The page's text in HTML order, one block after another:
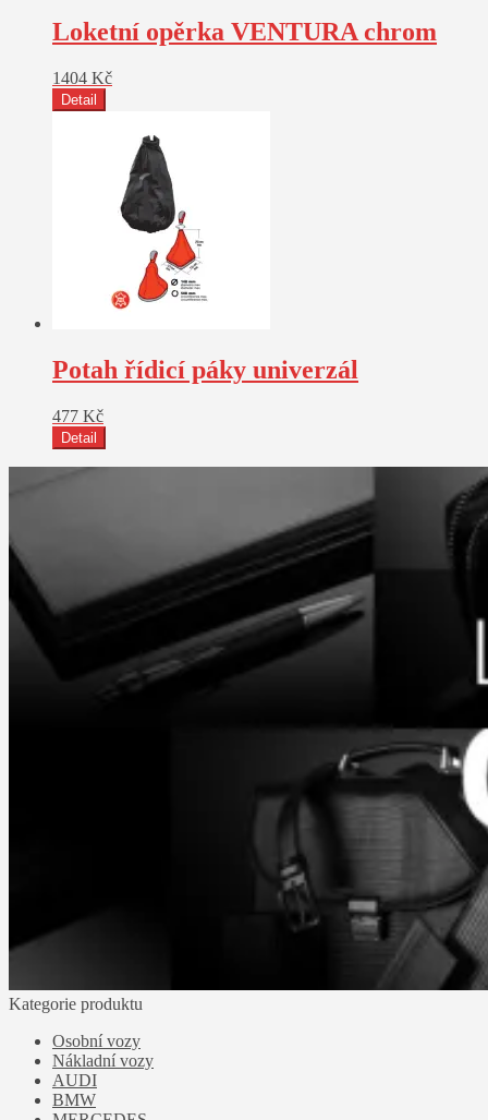
Loketní opěrka VENTURA chrom
1404 Kč
Detail
Potah řídicí páky univerzál
477 Kč
Detail
Kategorie produktu
Osobní vozy
Nákladní vozy
AUDI
BMW